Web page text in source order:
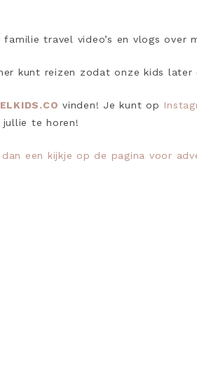
travel video’s en vlogs over
kunt reizen zodat onze kids later
vinden! Je kunt op
te horen!
dan een kijkje op de pagina voor